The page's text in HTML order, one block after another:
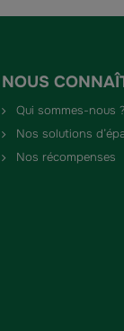
NOUS
Qui sommes-nous ?
Nos solutions
Nos récompenses